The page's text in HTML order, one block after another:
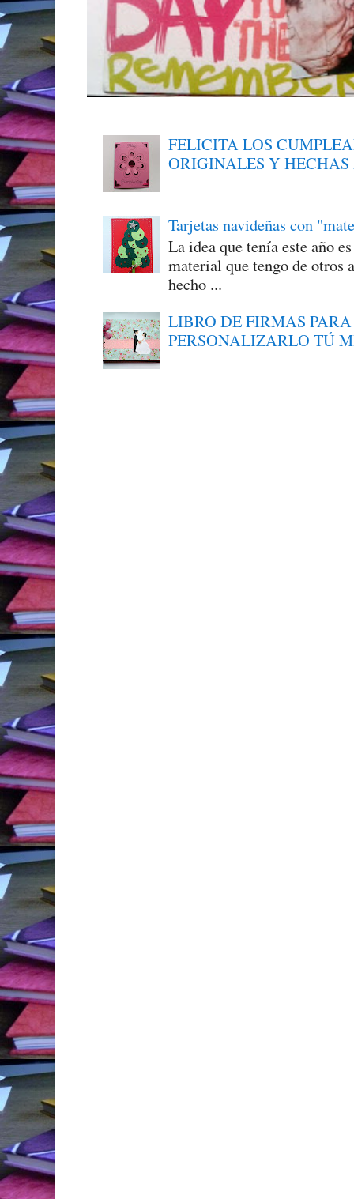
FELICITA LOS
ORIGINALES Y
Tarjetas navideñas con
La idea que tenía este año
material que tengo de otros
hecho ...
LIBRO DE FIRMAS
PERSONALIZARLO TÚ